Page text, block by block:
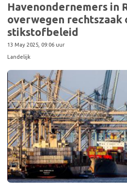
Havenondernemers in
overwegen rechtszaak
stikstofbeleid
13 May 2025, 09:06 uur
Landelijk